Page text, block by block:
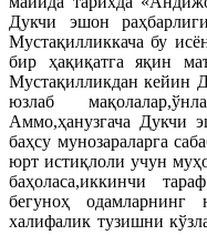
Дукчи эшон
Мустақилликкача бу
бир ҳақиқатга яқин
Мустақилликдан кейин
юзлаб
Аммо,ҳанузгача Дукчи
баҳсу мунозараларга
юрт истиқлоли учун
баҳоласа,иккинчи
бегуноҳ одамларнинг
халифалик тузишни